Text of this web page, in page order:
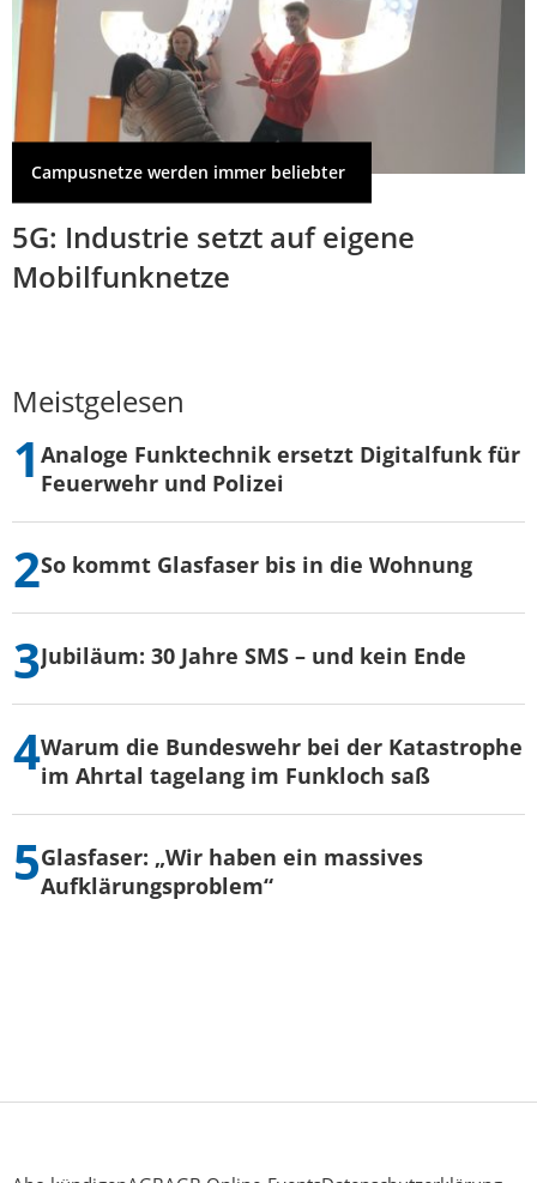
Campusnetze werden immer beliebter
5G: Industrie setzt auf eigene
Mobilfunknetze
Meistgelesen
Analoge Funktechnik ersetzt Digitalfunk für
Feuerwehr und Polizei
So kommt Glasfaser bis in die Wohnung
Jubiläum: 30 Jahre SMS – und kein Ende
Warum die Bundeswehr bei der Katastrophe
im Ahrtal tagelang im Funkloch saß
Glasfaser: „Wir haben ein massives
Aufklärungsproblem“